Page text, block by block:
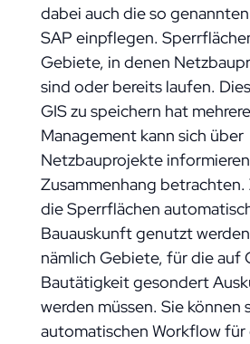
dabei auch die so
SAP einpflegen.
Gebiete, in denen
sind oder bereits laufen.
GIS zu speichern hat
Management kann sich über
Netzbauprojekte
Zusammenhang
die Sperrflächen
Bauauskunft genutzt
nämlich Gebiete, für die auf
Bautätigkeit gesondert
werden müssen. Sie können
automatischen Workflow für